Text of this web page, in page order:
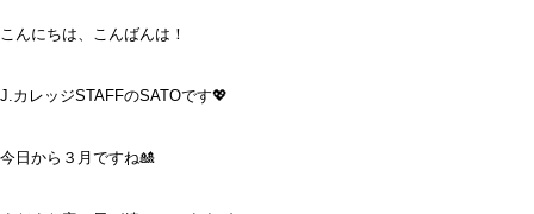
こんにちは、こんばんは！
J.カレッジSTAFFのSATOです💖
今日から３月ですね🎎